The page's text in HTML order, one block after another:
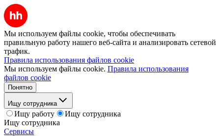
Мы используем файлы cookie, чтобы обеспечивать
правильную работу нашего веб-сайта и анализировать сетевой
трафик.
Правила использования файлов cookie
Мы используем файлы cookie. Правила использования
файлов cookie
Понятно
Ищу сотрудника
Ищу работу
Ищу сотрудника
Ищу сотрудника
Сервисы